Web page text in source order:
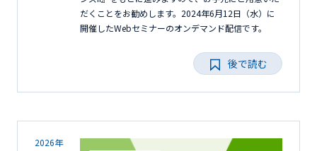
だくことをお勧めします。2024年6月12日（水）に
開催したWebセミナーのオンデマンド配信です。
後で読む
2026年